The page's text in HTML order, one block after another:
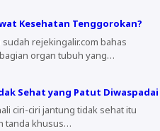
Kesehatan Tenggorokan?
rejekingalir.com bahas
organ tubuh yang…
Sehat yang Patut Diwaspadai
ciri-ciri jantung tidak sehat itu
tanda khusus…